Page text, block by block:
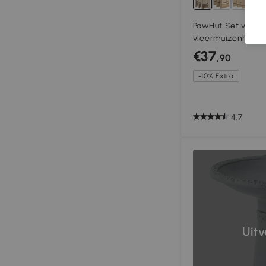
PawHut Set van 3
boomgaarden,
op te hangen, 18
€37,90
-10% Extra
4.7